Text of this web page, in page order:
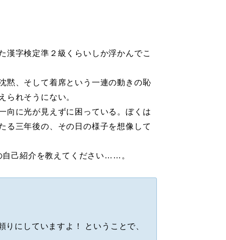
字検定準２級くらいしか浮かんでこ
、そして着席という一連の動きの恥
られそうにない。
に光が見えずに困っている。ぼくは
る三年後の、その日の様子を想像して
己紹介を教えてください……。
にしていますよ！ ということで、